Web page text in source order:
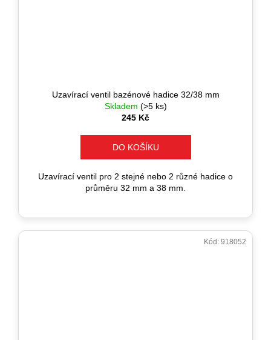
Uzavírací ventil bazénové hadice 32/38 mm
Skladem (>5 ks)
245 Kč
DO KOŠÍKU
Uzavírací ventil pro 2 stejné nebo 2 různé hadice o
průměru 32 mm a 38 mm.
Kód: 918052